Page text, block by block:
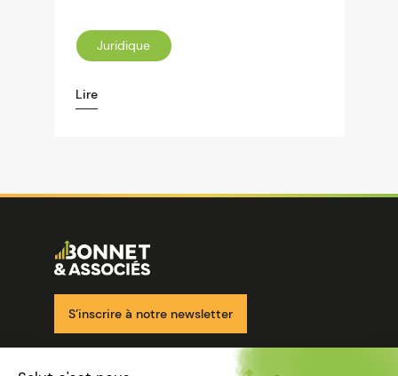
Juridique
Lire
Image
S’inscrire à notre newsletter